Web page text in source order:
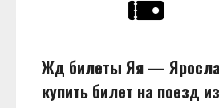
Жд билеты Яя —
купить билет на поезд